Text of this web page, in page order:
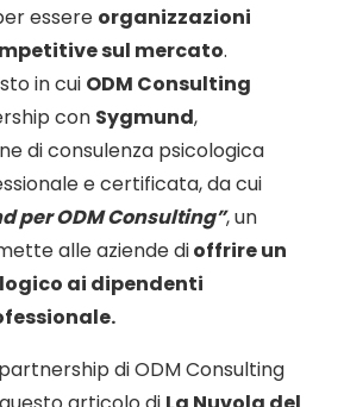
essere organizzazioni
sul mercato.
in cui ODM Consulting
con Sygmund,
di consulenza psicologica
e certificata, da cui
per ODM Consulting”, un
alle aziende dioffrire un
ai dipendenti
di ODM Consulting